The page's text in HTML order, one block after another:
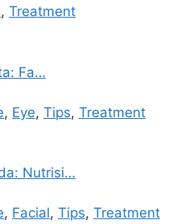
, Treatment
Fa…
, Eye, Tips, Treatment
Nutrisi…
, Facial, Tips, Treatment